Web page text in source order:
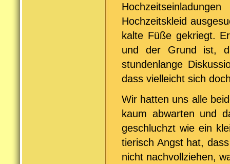
Hochzeitskleid
kalte Füße gekriegt.
und der Grund ist,
stundenlange
dass vielleicht sich
Wir hatten uns alle
kaum abwarten und
geschluchzt wie ein
tierisch Angst hat,
nicht nachvollziehen,